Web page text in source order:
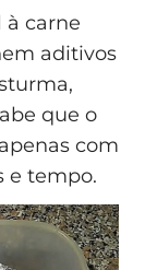
carne
aditivos
que o
com
e tempo.